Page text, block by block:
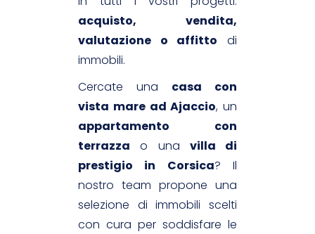
acquisto, vendita,
valutazione o affitto di
immobili.
Cercate una casa con
vista mare ad Ajaccio, un
appartamento con
terrazza o una villa di
prestigio in Corsica? Il
nostro team propone una
selezione di immobili scelti
con cura per soddisfare le